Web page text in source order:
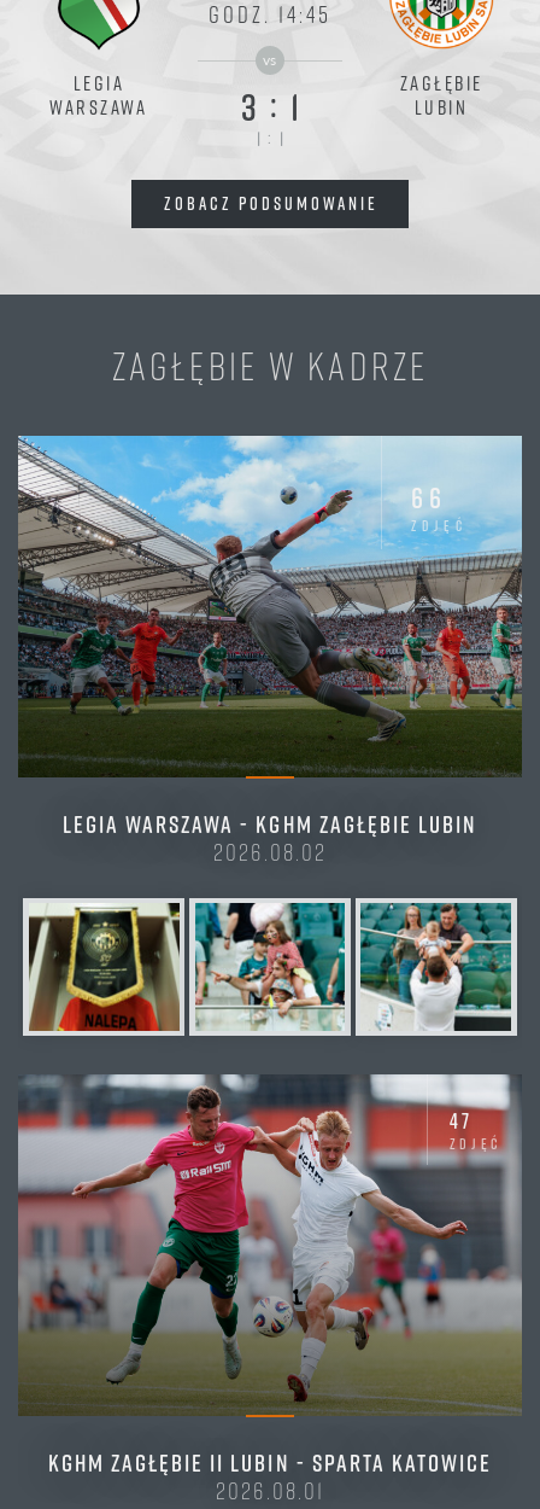
LEGIA
WARSZAWA
GODZ. 14:45
vs
3 : 1
1 : 1
ZOBACZ PODSUMOWANIE
ZAGŁĘBIE
LUBIN
ZAGŁĘBIE W KADRZE
66
zdjęć
LEGIA WARSZAWA - KGHM ZAGŁĘBIE LUBIN
2026.08.02
47
zdjęć
KGHM ZAGŁĘBIE II LUBIN - SPARTA KATOWICE
2026.08.01